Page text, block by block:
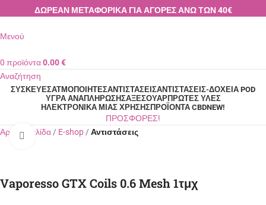
ΔΩΡΕΑΝ ΜΕΤΑΦΟΡΙΚΑ ΓΙΑ ΑΓΟΡΕΣ ΑΝΩ ΤΩΝ 40€
Μενού
0 προϊόντα0.00€
Αναζήτηση
ΣΥΣΚΕΥΈΣΑΤΜΟΠΟΙΗΤΈΣΑΝΤΙΣΤΆΣΕΙΣΑΝΤΙΣΤΆΣΕΙΣ-ΔΟΧΕΊΑ POD
ΥΓΡΆ ΑΝΑΠΛΉΡΩΣΗΣΑΞΕΣΟΥΆΡΠΡΏΤΕΣ ΎΛΕΣ
ΗΛΕΚΤΡΟΝΙΚΆ ΜΙΑΣ ΧΡΉΣΗΣΠΡΟΪΌΝΤΑ CBDNEW!
ΠΡΟΣΦΟΡΕΣ!
Αρχική σελίδα
E-shop Αντιστάσεις
Κλικ για μεγέθυνση
Vaporesso GTX Coils 0.6 Mesh 1τμχ